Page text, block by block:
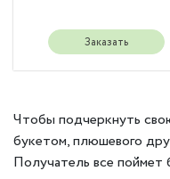
Заказать
Чтобы подчеркнуть
букетом, плюшевого
Получатель все поймет